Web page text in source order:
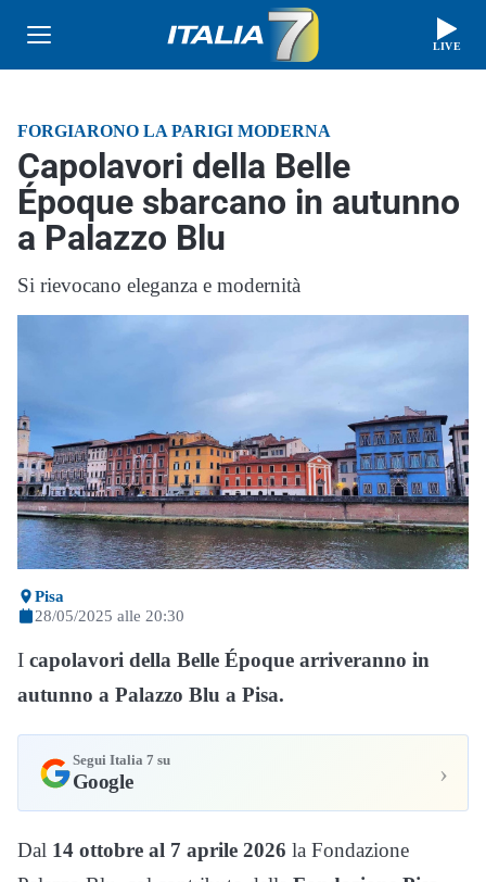
LIVE
FORGIARONO LA PARIGI MODERNA
Capolavori della Belle
Époque sbarcano in autunno
a Palazzo Blu
Si rievocano eleganza e modernità
Pisa
28/05/2025 alle 20:30
I capolavori della Belle Époque arriveranno in
autunno a Palazzo Blu a Pisa.
Segui Italia 7 su
Google ›
Dal 14 ottobre al 7 aprile 2026 la Fondazione